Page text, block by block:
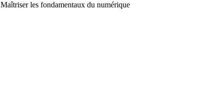
Maîtriser les fondamentaux du numérique